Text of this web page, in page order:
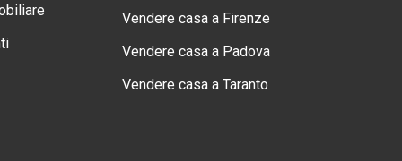
Vendere casa a Firenze
Vendere casa a Padova
Vendere casa a Taranto